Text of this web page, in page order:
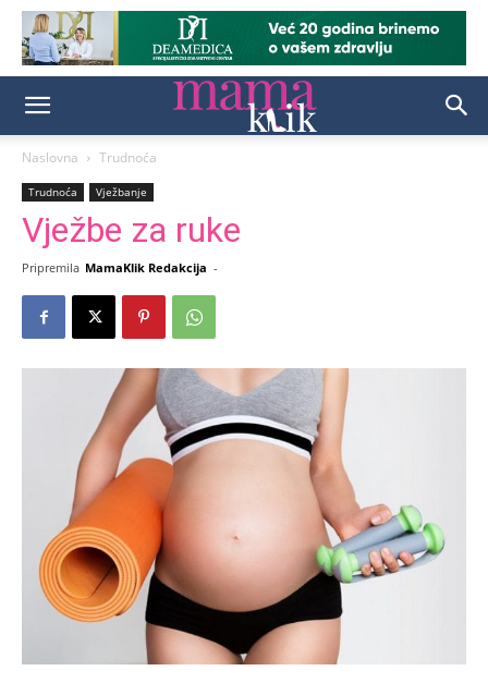
Naslovna Trudnoća
Trudnoća Vježbanje
Vježbe za ruke
Pripremila MamaKlik Redakcija -